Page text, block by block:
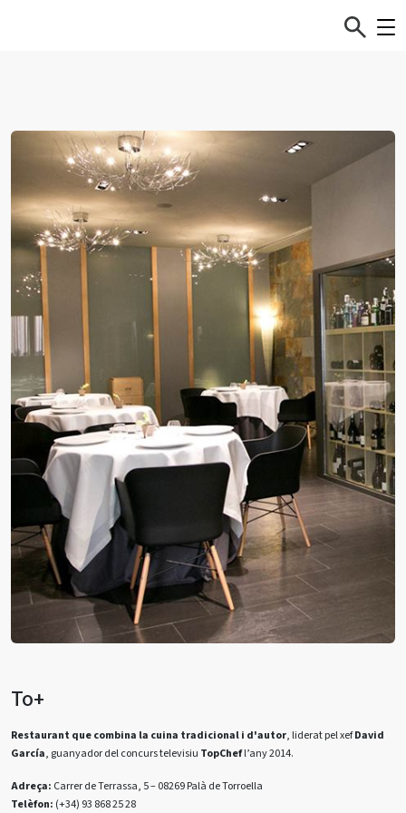
To+
Restaurant que combina la cuina tradicional i d'autor, liderat pel xefDavid
García, guanyador del concurs televisiu TopChefl’any 2014.
Adreça: Carrer de Terrassa, 5 – 08269 Palà de Torroella
Telèfon: (+34) 93 868 25 28